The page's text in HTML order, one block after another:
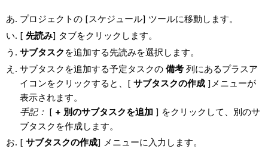
プロジェクトの [スケジュール] ツールに移動します。
[ 先読み] タブをクリックします。
サブタスク を追加する先読みを選択します。
サブタスクを追加する予定タスクの 備考列にあるプラスア
イコンをクリックすると、[ サブタスクの作成]メニューが
表示されます。
手記： [ + 別のサブタスクを追加 ] をクリックして、別のサ
ブタスクを作成します。
[ サブタスクの作成] メニューに入力します。